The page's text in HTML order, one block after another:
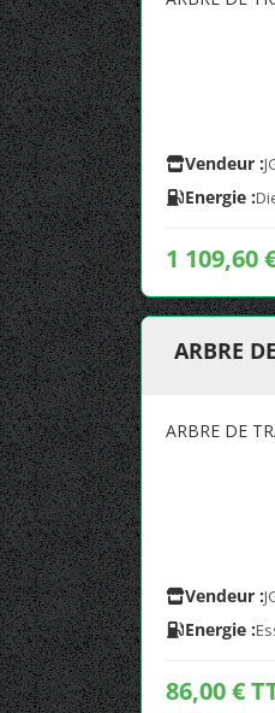
Vendeur :
Energie :
1 109,60
ARBRE
ARBRE DE
Vendeur :
Energie :
86,00 €